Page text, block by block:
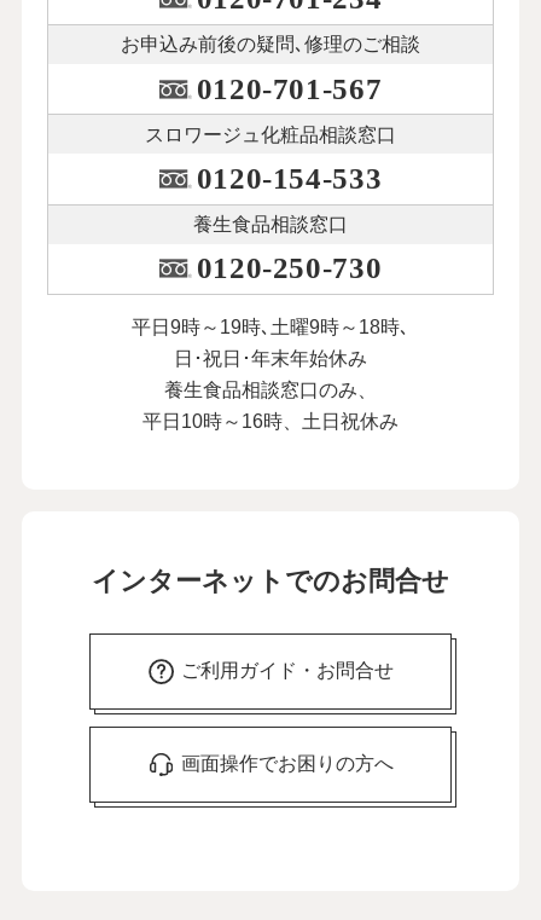
お申込み前後の疑問､修理のご相談
0120-701-567
スロワージュ化粧品相談窓口
0120-154-533
養生食品相談窓口
0120-250-730
平日9時～19時､土曜9時～18時､
日･祝日･年末年始休み
養生食品相談窓口のみ、
平日10時～16時、土日祝休み
インターネットでのお問合せ
ご利用ガイド・お問合せ
画面操作でお困りの方へ